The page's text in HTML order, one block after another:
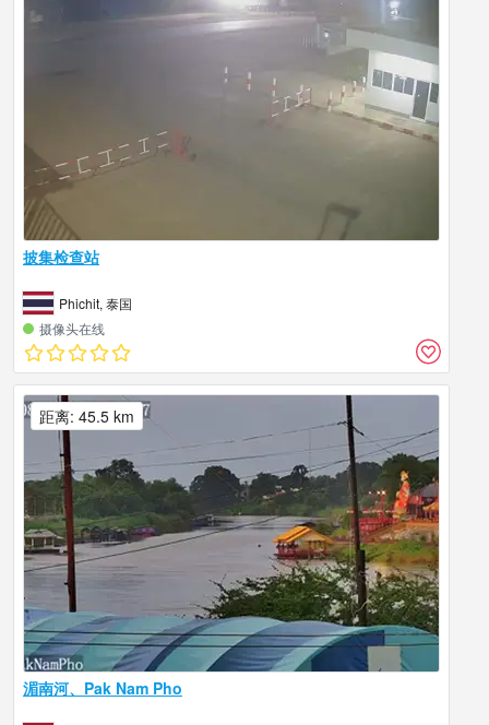
披集检查站
Phichit, 泰国
摄像头在线
湄南河、Pak Nam Pho
距离: 45.5 km